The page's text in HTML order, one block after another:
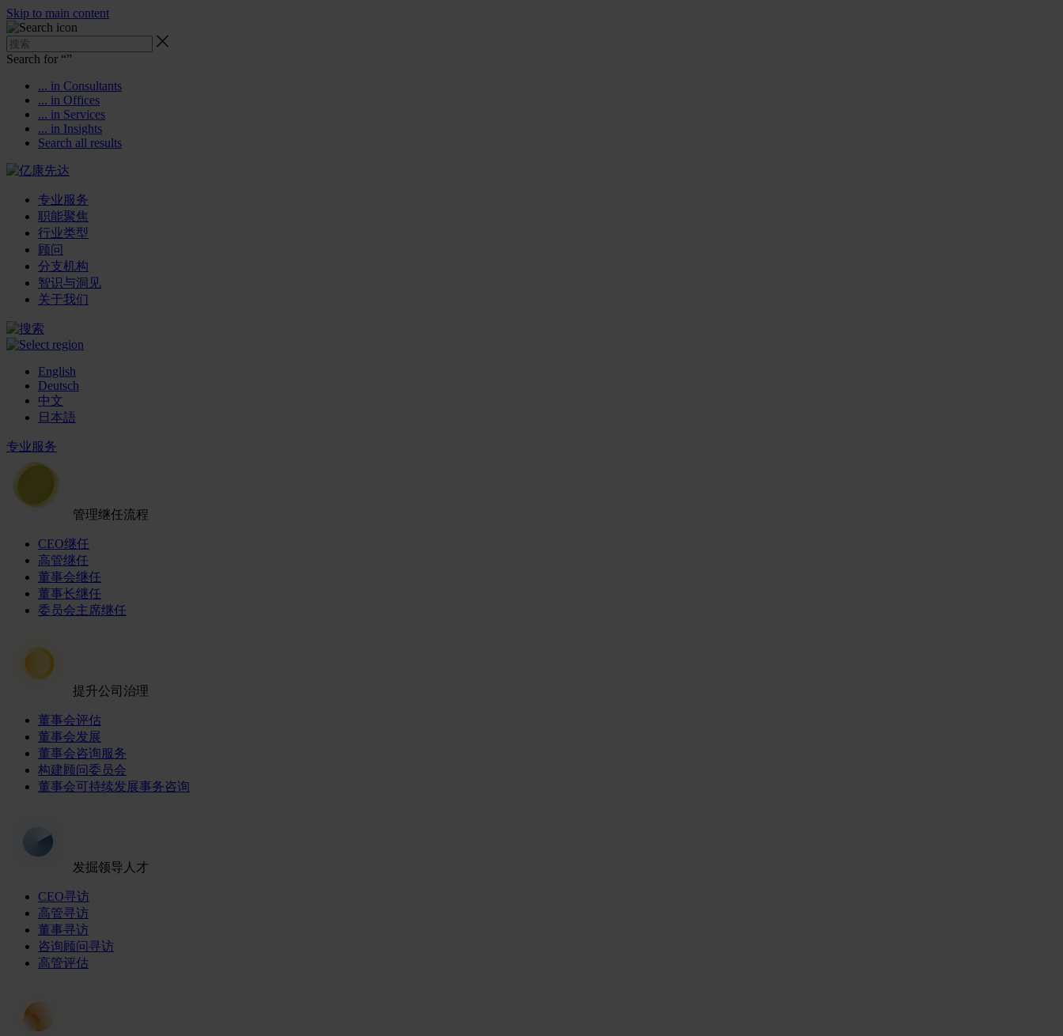
Skip to main content
Search for “”
... in Consultants
... in Offices
... in Services
... in Insights
Search all results
专业服务
职能聚焦
行业类型
顾问
分支机构
智识与洞见
关于我们
English
Deutsch
中文
日本語
专业服务
管理继任流程
CEO继任
高管继任
董事会继任
董事长继任
委员会主席继任
提升公司治理
董事会评估
董事会发展
董事会咨询服务
构建顾问委员会
董事会可持续发展事务咨询
发掘领导人才
CEO寻访
高管寻访
董事寻访
咨询顾问寻访
高管评估